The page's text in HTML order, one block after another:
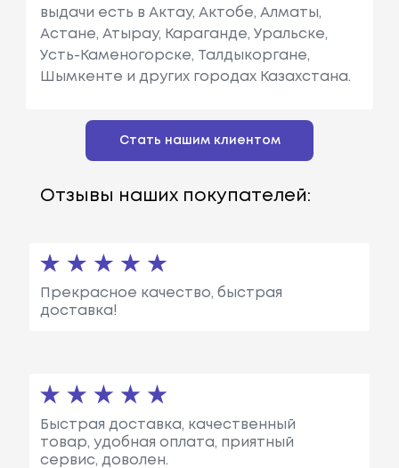
выдачи есть в Актау, Актобе, Алматы,
Астане, Атырау, Караганде, Уральске,
Усть-Каменогорске, Талдыкоргане,
Шымкенте и других городах Казахстана.
Стать нашим клиентом
Отзывы наших покупателей:
Прекрасное качество, быстрая
доставка!
Быстрая доставка, качественный
товар, удобная оплата, приятный
сервис, доволен.